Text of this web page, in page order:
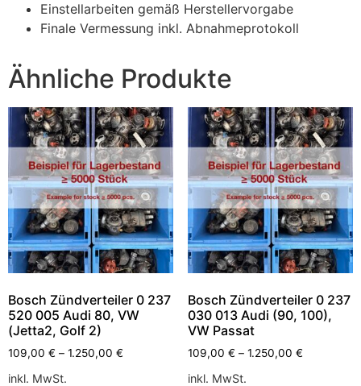
Einstellarbeiten gemäß Herstellervorgabe
Finale Vermessung inkl. Abnahmeprotokoll
Ähnliche Produkte
Bosch Zündverteiler 0 237
520 005 Audi 80, VW
(Jetta2, Golf 2)
109,00 € – 1.250,00 €
inkl. MwSt.
Bosch Zündverteiler 0 237
030 013 Audi (90, 100),
VW Passat
109,00 € – 1.250,00 €
inkl. MwSt.